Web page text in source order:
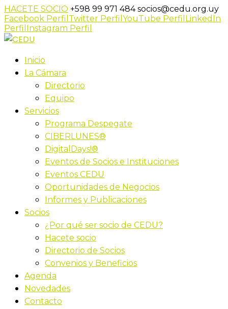
HACETE SOCIO +598 99 971 484socios@cedu.org.uy
Facebook Perfil Twitter Perfil YouTube Perfil LinkedIn
Perfil Instagram Perfil
Inicio
La Cámara
Directorio
Equipo
Servicios
Programa Despegate
CIBERLUNES®
DigitalDays!®
Eventos de Socios e Instituciones
Eventos CEDU
Oportunidades de Negocios
Informes y Publicaciones
Socios
¿Por qué ser socio de CEDU?
Hacete socio
Directorio de Socios
Convenios y Beneficios
Agenda
Novedades
Contacto